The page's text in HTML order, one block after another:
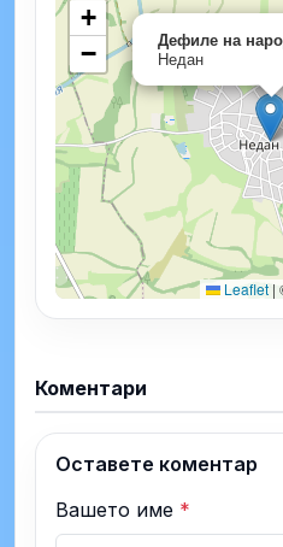
Дефиле на
Недан
+
−
Leaflet |
Коментари
Оставете коментар
Вашето име *